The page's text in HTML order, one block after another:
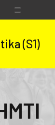
Menu
(S1)